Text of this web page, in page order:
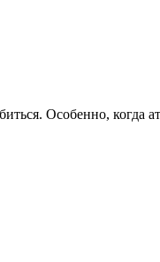
Особенно, когда